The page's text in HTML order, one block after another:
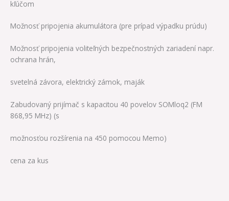
kľúčom
Možnosť pripojenia akumulátora (pre prípad výpadku prúdu)
Možnosť pripojenia voliteľných bezpečnostných zariadení napr.
ochrana hrán,
svetelná závora, elektrický zámok, maják
Zabudovaný prijímač s kapacitou 40 povelov SOMloq2 (FM
868,95 MHz) (s
možnosťou rozšírenia na 450 pomocou Memo)
cena za kus